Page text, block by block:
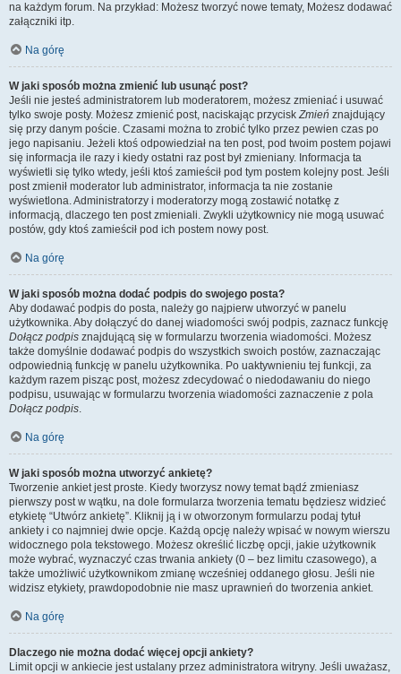
na każdym forum. Na przykład: Możesz tworzyć nowe tematy, Możesz dodawać
załączniki itp.
Na górę
W jaki sposób można zmienić lub usunąć post?
Jeśli nie jesteś administratorem lub moderatorem, możesz zmieniać i usuwać
tylko swoje posty. Możesz zmienić post, naciskając przyciskZmień znajdujący
się przy danym poście. Czasami można to zrobić tylko przez pewien czas po
jego napisaniu. Jeżeli ktoś odpowiedział na ten post, pod twoim postem pojawi
się informacja ile razy i kiedy ostatni raz post był zmieniany. Informacja ta
wyświetli się tylko wtedy, jeśli ktoś zamieścił pod tym postem kolejny post. Jeśli
post zmienił moderator lub administrator, informacja ta nie zostanie
wyświetlona. Administratorzy i moderatorzy mogą zostawić notatkę z
informacją, dlaczego ten post zmieniali. Zwykli użytkownicy nie mogą usuwać
postów, gdy ktoś zamieścił pod ich postem nowy post.
Na górę
W jaki sposób można dodać podpis do swojego posta?
Aby dodawać podpis do posta, należy go najpierw utworzyć w panelu
użytkownika. Aby dołączyć do danej wiadomości swój podpis, zaznacz funkcję
Dołącz podpis znajdującą się w formularzu tworzenia wiadomości. Możesz
także domyślnie dodawać podpis do wszystkich swoich postów, zaznaczając
odpowiednią funkcję w panelu użytkownika. Po uaktywnieniu tej funkcji, za
każdym razem pisząc post, możesz zdecydować o niedodawaniu do niego
podpisu, usuwając w formularzu tworzenia wiadomości zaznaczenie z pola
Dołącz podpis.
Na górę
W jaki sposób można utworzyć ankietę?
Tworzenie ankiet jest proste. Kiedy tworzysz nowy temat bądź zmieniasz
pierwszy post w wątku, na dole formularza tworzenia tematu będziesz widzieć
etykietę “Utwórz ankietę”. Kliknij ją i w otworzonym formularzu podaj tytuł
ankiety i co najmniej dwie opcje. Każdą opcję należy wpisać w nowym wierszu
widocznego pola tekstowego. Możesz określić liczbę opcji, jakie użytkownik
może wybrać, wyznaczyć czas trwania ankiety (0 – bez limitu czasowego), a
także umożliwić użytkownikom zmianę wcześniej oddanego głosu. Jeśli nie
widzisz etykiety, prawdopodobnie nie masz uprawnień do tworzenia ankiet.
Na górę
Dlaczego nie można dodać więcej opcji ankiety?
Limit opcji w ankiecie jest ustalany przez administratora witryny. Jeśli uważasz,